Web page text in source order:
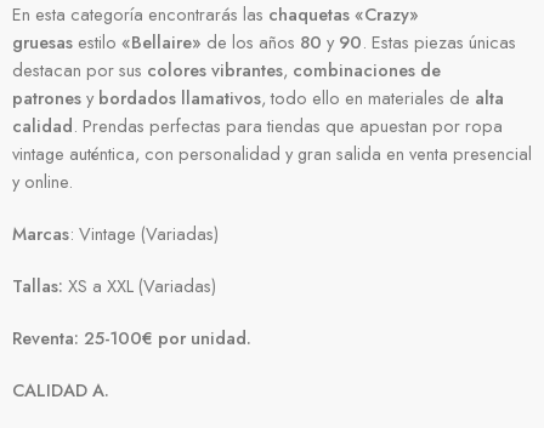
En esta categoría encontrarás las chaquetas «Crazy»
gruesas estilo «Bellaire» de los años 80 y 90. Estas piezas únicas
destacan por sus colores vibrantes, combinaciones de
patronesy bordados llamativos, todo ello en materiales de alta
calidad. Prendas perfectas para tiendas que apuestan por ropa
vintage auténtica, con personalidad y gran salida en venta presencial
y online.
Marcas: Vintage (Variadas)
Tallas: XS a XXL (Variadas)
Reventa: 25-100€ por unidad.
CALIDAD A.